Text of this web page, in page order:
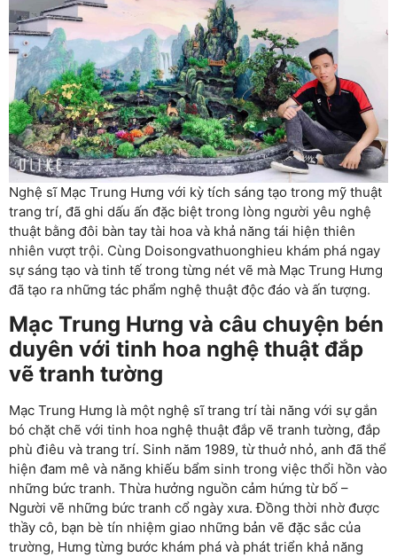
Nghệ sĩ Mạc Trung Hưng với kỳ tích sáng tạo trong mỹ thuật
trang trí, đã ghi dấu ấn đặc biệt trong lòng người yêu nghệ
thuật bằng đôi bàn tay tài hoa và khả năng tái hiện thiên
nhiên vượt trội. Cùng Doisongvathuonghieu khám phá ngay
sự sáng tạo và tinh tế trong từng nét vẽ mà Mạc Trung Hưng
đã tạo ra những tác phẩm nghệ thuật độc đáo và ấn tượng.
Mạc Trung Hưng và câu chuyện bén
duyên với tinh hoa nghệ thuật đắp
vẽ tranh tường
Mạc Trung Hưng là một nghệ sĩ trang trí tài năng với sự gắn
bó chặt chẽ với tinh hoa nghệ thuật đắp vẽ tranh tường, đắp
phù điêu và trang trí. Sinh năm 1989, từ thuở nhỏ, anh đã thể
hiện đam mê và năng khiếu bẩm sinh trong việc thổi hồn vào
những bức tranh. Thừa hưởng nguồn cảm hứng từ bố –
Người vẽ những bức tranh cổ ngày xưa. Đồng thời nhờ được
thầy cô, bạn bè tín nhiệm giao những bản vẽ đặc sắc của
trường, Hưng từng bước khám phá và phát triển khả năng